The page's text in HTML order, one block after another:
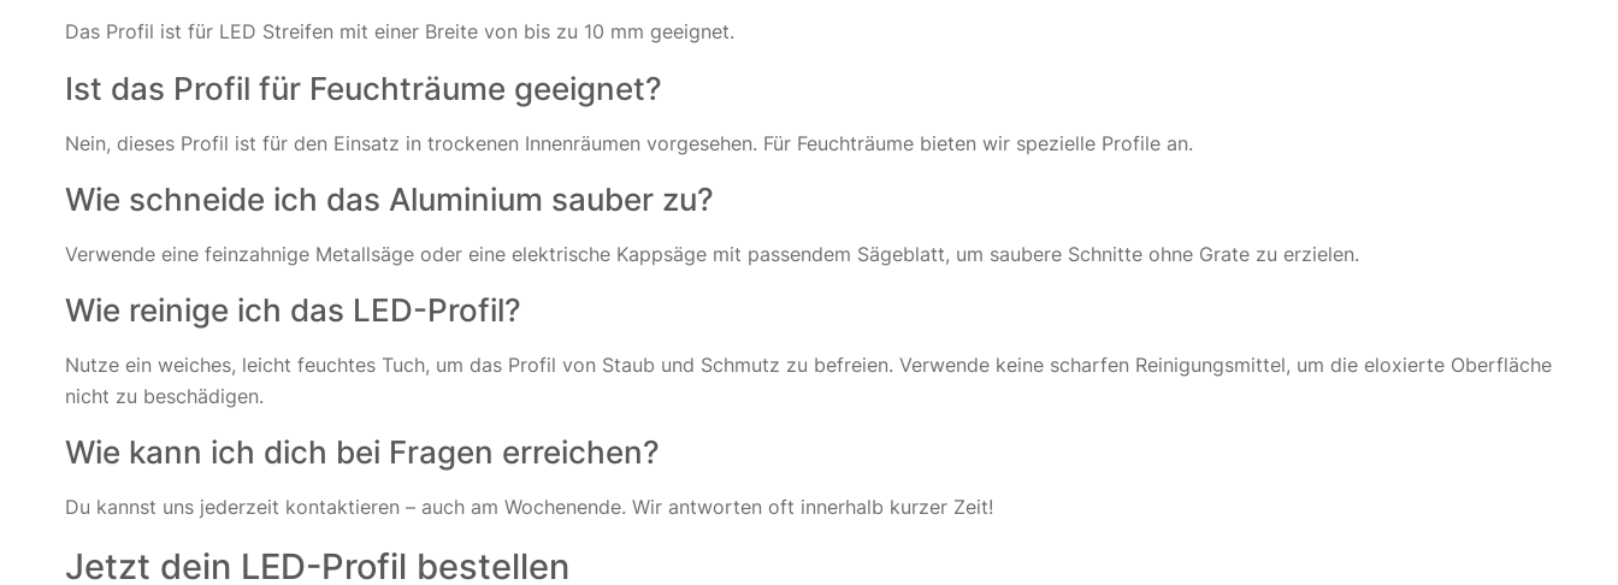
Das Profil ist für LED Streifen mit einer Breite von bis zu 10 mm geeignet.
Ist das Profil für Feuchträume geeignet?
Nein, dieses Profil ist für den Einsatz in trockenen Innenräumen vorgesehen. Für Feuchträume bieten wir spezielle Profile an.
Wie schneide ich das Aluminium sauber zu?
Verwende eine feinzahnige Metallsäge oder eine elektrische Kappsäge mit passendem Sägeblatt, um saubere Schnitte ohne Grate zu erzielen.
Wie reinige ich das LED-Profil?
Nutze ein weiches, leicht feuchtes Tuch, um das Profil von Staub und Schmutz zu befreien. Verwende keine scharfen Reinigungsmittel, um die eloxierte Oberfläche
nicht zu beschädigen.
Wie kann ich dich bei Fragen erreichen?
Du kannst uns jederzeit kontaktieren – auch am Wochenende. Wir antworten oft innerhalb kurzer Zeit!
Jetzt dein LED-Profil bestellen